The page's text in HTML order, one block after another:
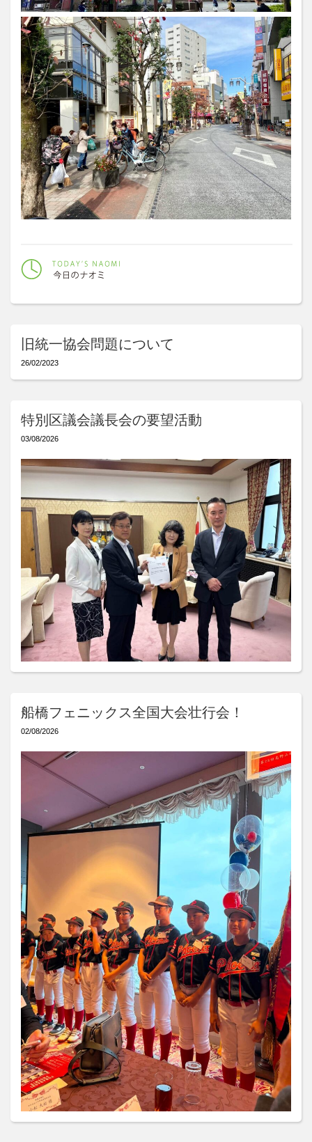
旧統一協会問題について
26/02/2023
特別区議会議長会の要望活動
03/08/2026
船橋フェニックス全国大会壮行会！
02/08/2026